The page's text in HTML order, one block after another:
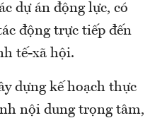
dự án động lực, có
động trực tiếp đến
tế-xã hội.
dựng kế hoạch thực
nội dung trọng tâm,